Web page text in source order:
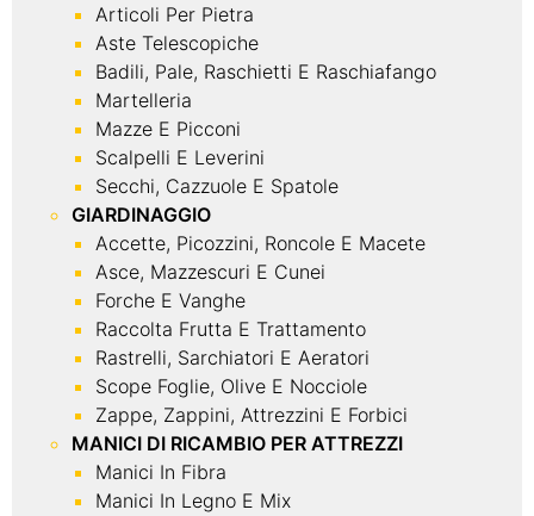
Articoli Per Pietra
Aste Telescopiche
Badili, Pale, Raschietti E Raschiafango
Martelleria
Mazze E Picconi
Scalpelli E Leverini
Secchi, Cazzuole E Spatole
GIARDINAGGIO
Accette, Picozzini, Roncole E Macete
Asce, Mazzescuri E Cunei
Forche E Vanghe
Raccolta Frutta E Trattamento
Rastrelli, Sarchiatori E Aeratori
Scope Foglie, Olive E Nocciole
Zappe, Zappini, Attrezzini E Forbici
MANICI DI RICAMBIO PER ATTREZZI
Manici In Fibra
Manici In Legno E Mix